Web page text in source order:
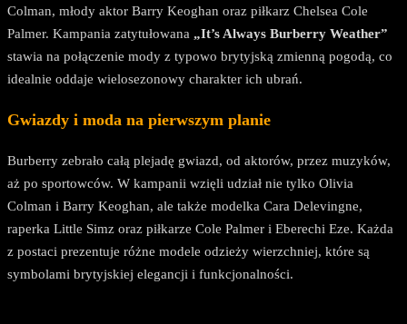
Colman, młody aktor Barry Keoghan oraz piłkarz Chelsea Cole
Palmer. Kampania zatytułowana „It’s Always Burberry Weather”
stawia na połączenie mody z typowo brytyjską zmienną pogodą, co
idealnie oddaje wielosezonowy charakter ich ubrań.
Gwiazdy i moda na pierwszym planie
Burberry zebrało całą plejadę gwiazd, od aktorów, przez muzyków,
aż po sportowców. W kampanii wzięli udział nie tylko Olivia
Colman i Barry Keoghan, ale także modelka Cara Delevingne,
raperka Little Simz oraz piłkarze Cole Palmer i Eberechi Eze. Każda
z postaci prezentuje różne modele odzieży wierzchniej, które są
symbolami brytyjskiej elegancji i funkcjonalności.